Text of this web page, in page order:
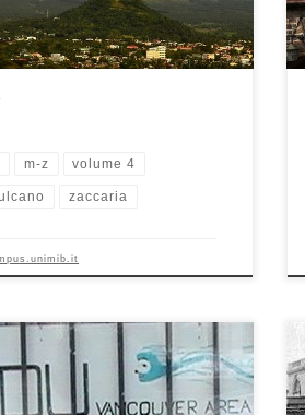
m-z volume 4
zaccaria
un luogo sicuro e supervisionato per
di Sonia Bergamo e Enrico Petrilli